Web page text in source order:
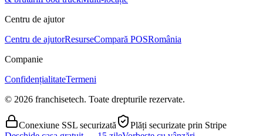
Centru de ajutor
Centru de ajutorResurseCompară POSRomânia
Companie
ConfidențialitateTermeni
© 2026 franchisetech. Toate drepturile rezervate.
Conexiune SSL securizată
Plăți securizate prin Stripe